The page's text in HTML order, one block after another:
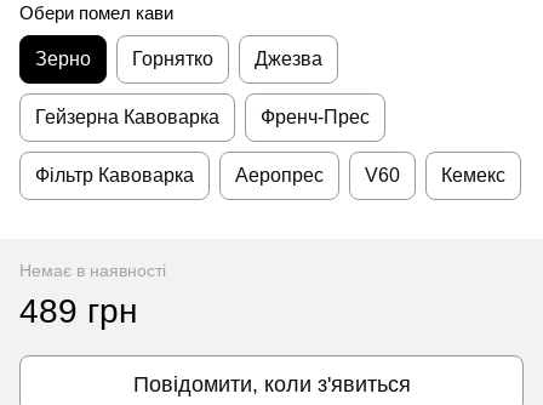
Обери помел кави
Зерно Горнятко Джезва
Гейзерна Кавоварка Френч-Прес
Фільтр Кавоварка Аеропрес V60 Кемекс
Немає в наявності
489 грн
Повідомити, коли з'явиться